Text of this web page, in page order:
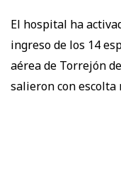
El hospital ha
ingreso de los 14
aérea de Torrejón
salieron con